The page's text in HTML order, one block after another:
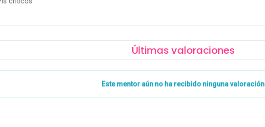
Últimas valoraciones
Este mentor aún no ha recibido ninguna valoración